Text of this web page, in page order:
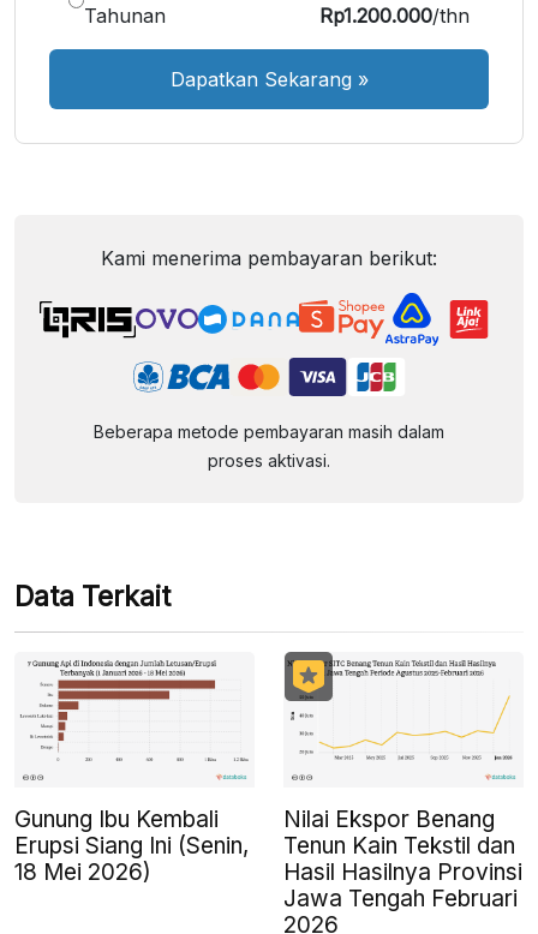
Tahunan
Rp1.200.000/thn
Dapatkan Sekarang »
Kami menerima pembayaran berikut:
Beberapa metode pembayaran masih dalam
proses aktivasi.
Data Terkait
Gunung Ibu Kembali
Erupsi Siang Ini (Senin,
18 Mei 2026)
Nilai Ekspor Benang
Tenun Kain Tekstil dan
Hasil Hasilnya Provinsi
Jawa Tengah Februari
2026